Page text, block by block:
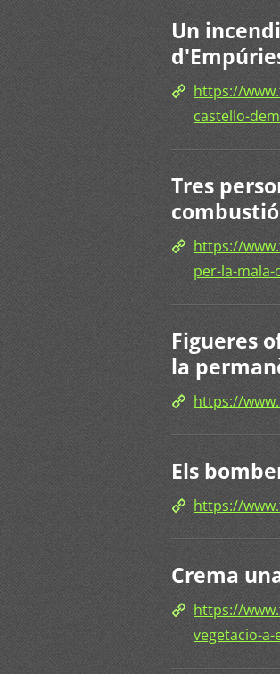
Un
https://
castello-
Tres
https://
per-la-
Figueres
la
https://
Els
https://
Crema
https://
vegetacio-